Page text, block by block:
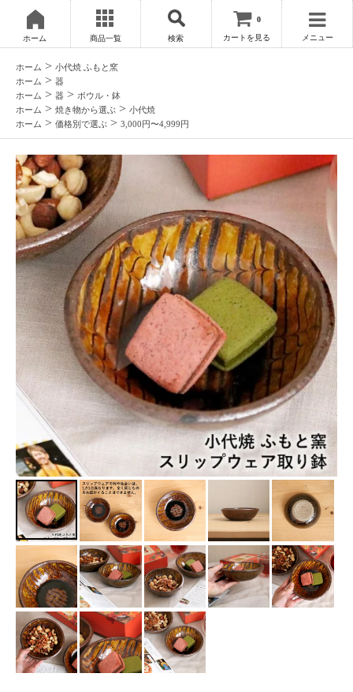
ホーム 商品一覧 検索
0
カートを見る メニュー
ホーム > 小代焼 ふもと窯
ホーム > 器
ホーム > 器 > ボウル・鉢
ホーム > 焼き物から選ぶ > 小代焼
ホーム > 価格別で選ぶ > 3,000円〜4,999円